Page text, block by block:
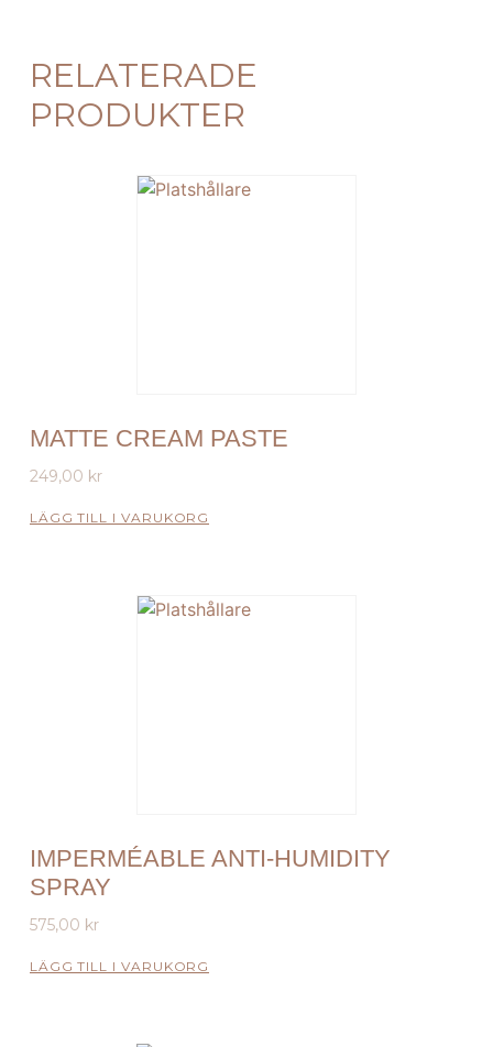
RELATERADE
PRODUKTER
MATTE CREAM PASTE
249,00 kr
LÄGG TILL I VARUKORG
IMPERMÉABLE ANTI-HUMIDITY
SPRAY
575,00 kr
LÄGG TILL I VARUKORG